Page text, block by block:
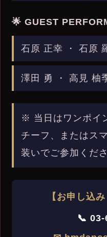
🌟 GUEST
石原 正幸 ・ 石原
澤田 勇 ・ 高見 柚
※ 当日はワンポイ
チーフ、またはス
装いでご参加くださ
【お申し込
📞